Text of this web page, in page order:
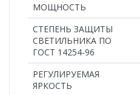
МОЩНОСТЬ
СТЕПЕНЬ ЗАЩИТЫ
СВЕТИЛЬНИКА ПО
ГОСТ 14254-96
РЕГУЛИРУЕМАЯ
ЯРКОСТЬ